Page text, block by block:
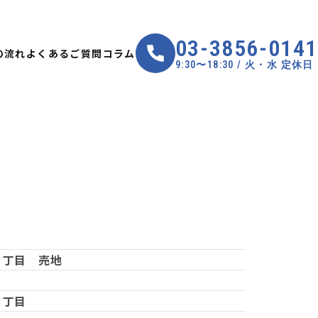
流れよくあるご質問 コラム 03-3856-0141
9:30〜18:30 / 火・水 定休日
丁目 売地
目